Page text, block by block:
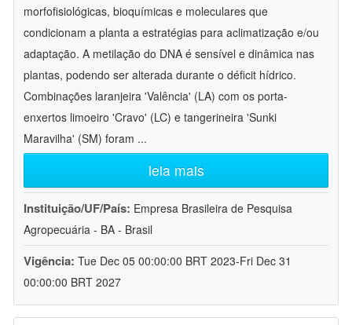
morfofisiológicas, bioquímicas e moleculares que
condicionam a planta a estratégias para aclimatização e/ou
adaptação. A metilação do DNA é sensível e dinâmica nas
plantas, podendo ser alterada durante o déficit hídrico.
Combinações laranjeira 'Valência' (LA) com os porta-
enxertos limoeiro 'Cravo' (LC) e tangerineira 'Sunki
Maravilha' (SM) foram ...
leia mais
Instituição/UF/País: Empresa Brasileira de Pesquisa
Agropecuária - BA - Brasil
Vigência: Tue Dec 05 00:00:00 BRT 2023-Fri Dec 31
00:00:00 BRT 2027